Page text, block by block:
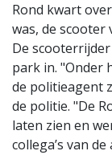
Rond kwart
was, de
De
park in. "Onder
de politieagent
de politie. "De
laten zien en
collega’s van